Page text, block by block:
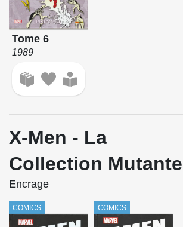
Tome 6
1989
X-Men - La
Collection Mutante
Encrage
COMICS COMICS